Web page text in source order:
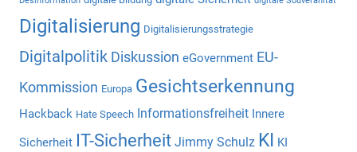
Digitalisierung Digitalisierungsstrategie
Digitalpolitik Diskussion eGovernment EU-
Kommission Europa Gesichtserkennung
Hackback Hate Speech Informationsfreiheit Innere
Sicherheit IT-Sicherheit Jimmy Schulz KI KI